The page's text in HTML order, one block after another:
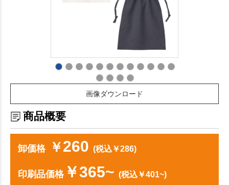
画像ダウンロード
商品概要
卸価格 ￥260 (税込￥286)
印刷品価格￥365~ (税込￥401~)